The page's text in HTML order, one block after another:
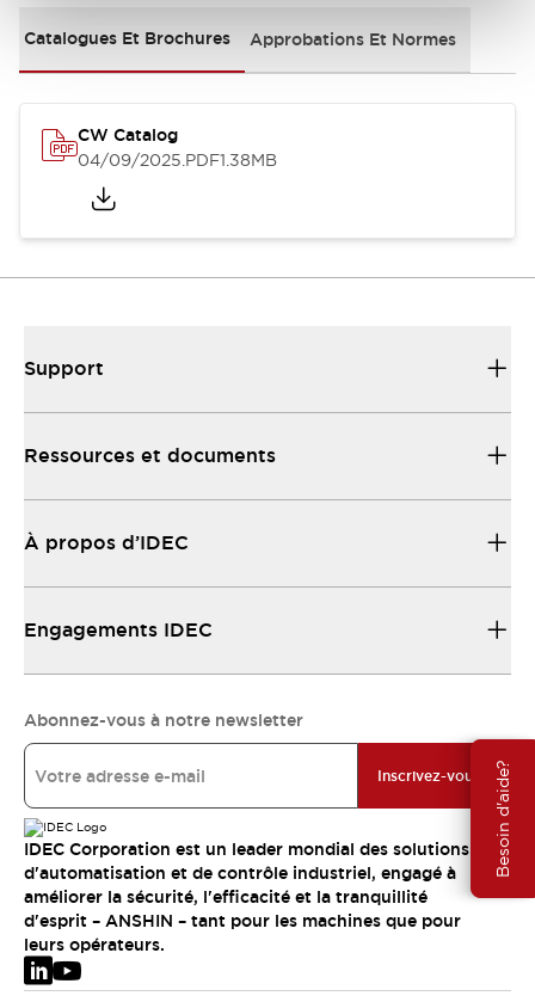
Besoin d'aide?
Catalogues Et Brochures Approbations Et Normes
CW Catalog
04/09/2025.PDF1.38MB
Support
Ressources et documents
À propos d’IDEC
Engagements IDEC
Abonnez-vous à notre newsletter
Inscrivez-vous
IDEC Corporation est un leader mondial des solutions
d'automatisation et de contrôle industriel, engagé à
améliorer la sécurité, l'efficacité et la tranquillité
d'esprit – ANSHIN – tant pour les machines que pour
leurs opérateurs.